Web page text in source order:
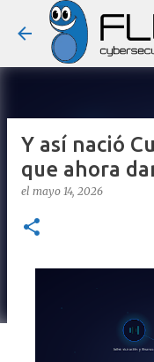
Ir
Y así nació
que ahora
el mayo 14, 2026